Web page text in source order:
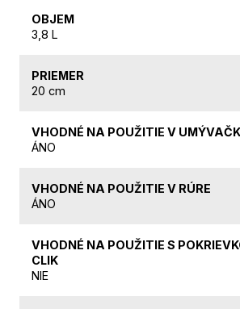
OBJEM
3,8 L
PRIEMER
20 cm
VHODNÉ NA POUŽITIE V
ÁNO
VHODNÉ NA POUŽITIE V RÚRE
ÁNO
VHODNÉ NA POUŽITIE S
CLIK
NIE